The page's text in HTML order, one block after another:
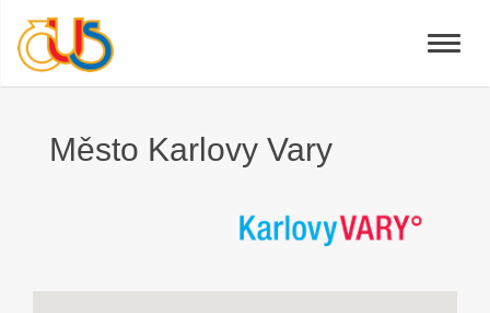
Toggle
Město Karlovy Vary